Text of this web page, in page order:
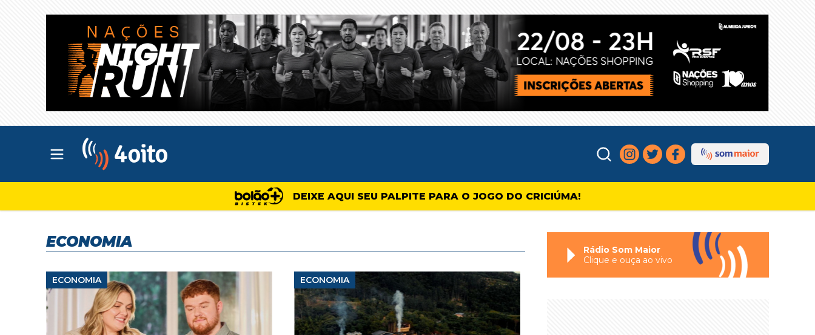
Abrir menu principal
DEIXE AQUI SEU PALPITE PARA O JOGO DO CRICIÚMA!
ECONOMIA
ECONOMIA ECONOMIA
Rádio Som Maior
Clique e ouça ao vivo